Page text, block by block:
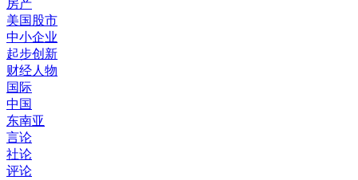
房产
美国股市
中小企业
起步创新
财经人物
国际
中国
东南亚
言论
社论
评论